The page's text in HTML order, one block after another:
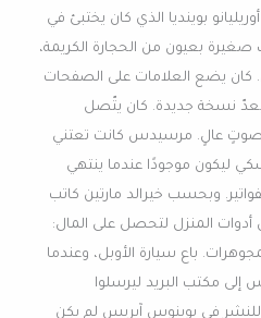
بوينديا الذي كان يختبئ في
بعيون من الحجارة الكريمة،
يضع العلامات على الصفحات
نسخة جديدة. كان يتّصل
بصوتٍ عالٍ. مرسيدس كانت تعتني
ليكون موجودًا عندما ينتهي
وبحسب خيرالد مارتين كاتب
المنزل لتحصل على المال:
باع سيارة الأوبل، وعندما
إلى مكتب البريد ليرسلوا
للنشر في بوينوس آيريس لم يكن